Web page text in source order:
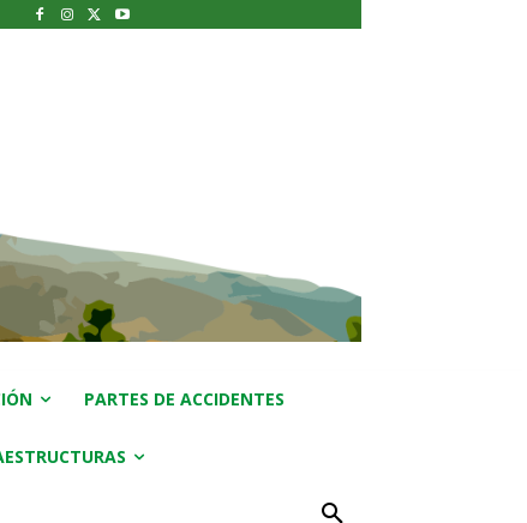
PARTES DE ACCIDENTES